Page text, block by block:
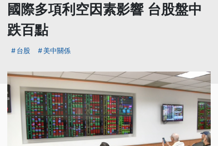
國際多項利空因素影響 台股盤中
跌百點
台股 美中關係